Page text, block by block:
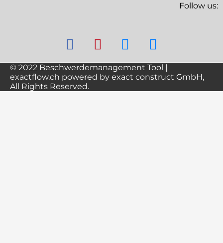
Follow us:
© 2022 Beschwerdemanagement Tool |
exactflow.ch powered by exact construct GmbH,
All Rights Reserved.